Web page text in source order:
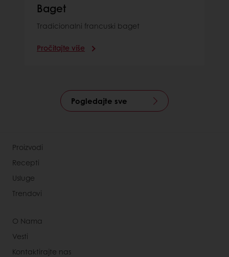
Baget
Tradicionalni francuski baget
Pročitajte više
Pogledajte sve
Proizvodi
Recepti
Usluge
Trendovi
O Nama
Vesti
Kontaktirajte nas